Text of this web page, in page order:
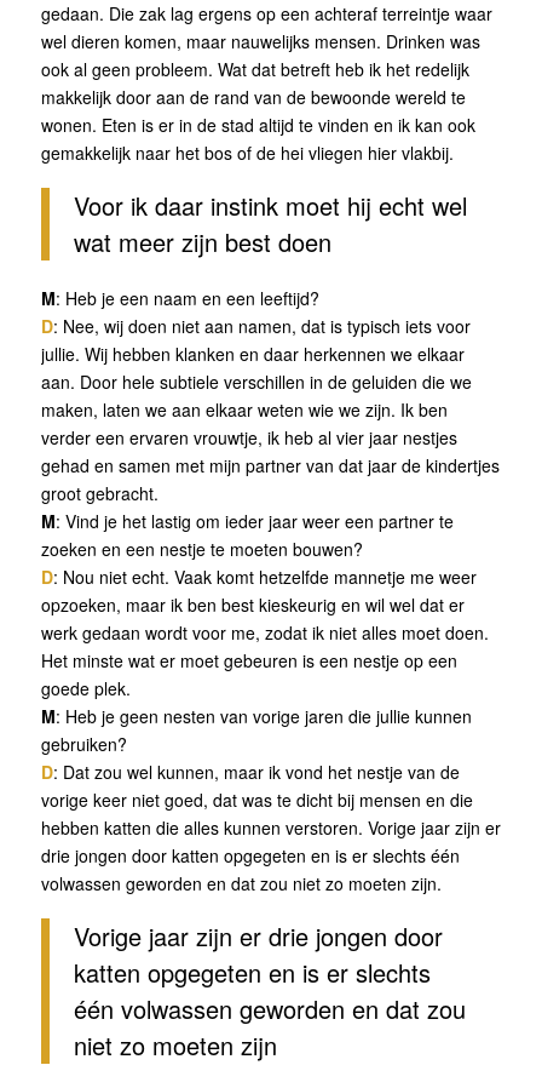
gedaan. Die zak lag ergens op een achteraf terreintje waar
wel dieren komen, maar nauwelijks mensen. Drinken was
ook al geen probleem. Wat dat betreft heb ik het redelijk
makkelijk door aan de rand van de bewoonde wereld te
wonen. Eten is er in de stad altijd te vinden en ik kan ook
gemakkelijk naar het bos of de hei vliegen hier vlakbij.
Voor ik daar instink moet hij echt wel
wat meer zijn best doen
M: Heb je een naam en een leeftijd?
D: Nee, wij doen niet aan namen, dat is typisch iets voor
jullie. Wij hebben klanken en daar herkennen we elkaar
aan. Door hele subtiele verschillen in de geluiden die we
maken, laten we aan elkaar weten wie we zijn. Ik ben
verder een ervaren vrouwtje, ik heb al vier jaar nestjes
gehad en samen met mijn partner van dat jaar de kindertjes
groot gebracht.
M: Vind je het lastig om ieder jaar weer een partner te
zoeken en een nestje te moeten bouwen?
D: Nou niet echt. Vaak komt hetzelfde mannetje me weer
opzoeken, maar ik ben best kieskeurig en wil wel dat er
werk gedaan wordt voor me, zodat ik niet alles moet doen.
Het minste wat er moet gebeuren is een nestje op een
goede plek.
M: Heb je geen nesten van vorige jaren die jullie kunnen
gebruiken?
D: Dat zou wel kunnen, maar ik vond het nestje van de
vorige keer niet goed, dat was te dicht bij mensen en die
hebben katten die alles kunnen verstoren. Vorige jaar zijn er
drie jongen door katten opgegeten en is er slechts één
volwassen geworden en dat zou niet zo moeten zijn.
Vorige jaar zijn er drie jongen door
katten opgegeten en is er slechts
één volwassen geworden en dat zou
niet zo moeten zijn